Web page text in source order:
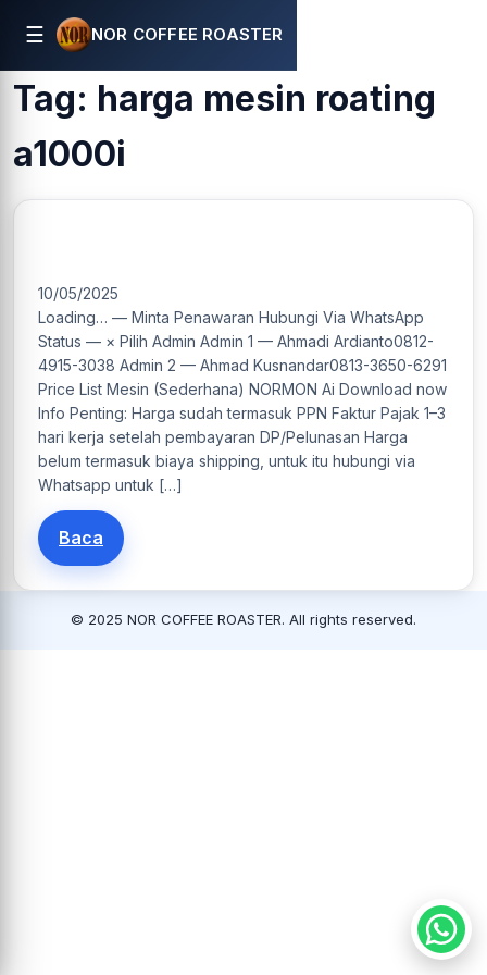
☰ NOR COFFEE ROASTER
Tag: harga mesin roating
a1000i
10/05/2025
Loading… — Minta Penawaran Hubungi Via WhatsApp
Status — × Pilih Admin Admin 1 — Ahmadi Ardianto0812-
4915-3038 Admin 2 — Ahmad Kusnandar0813-3650-6291
Price List Mesin (Sederhana) NORMON Ai Download now
Info Penting: Harga sudah termasuk PPN Faktur Pajak 1–3
hari kerja setelah pembayaran DP/Pelunasan Harga
belum termasuk biaya shipping, untuk itu hubungi via
Whatsapp untuk […]
Baca
© 2025 NOR COFFEE ROASTER. All rights reserved.